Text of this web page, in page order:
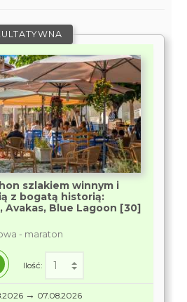
szlakiem winnym i
z bogatą historią:
Avakas, Blue Lagoon [30]
- maraton
Ilość:
→ 07.08.2026